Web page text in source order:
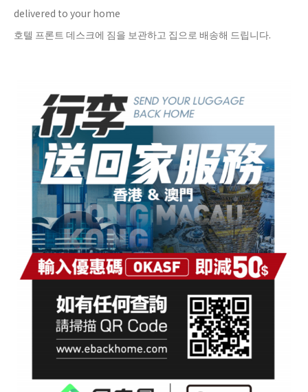
delivered to your home
호텔 프론트 데스크에 짐을 보관하고 집으로 배송해 드립니다.